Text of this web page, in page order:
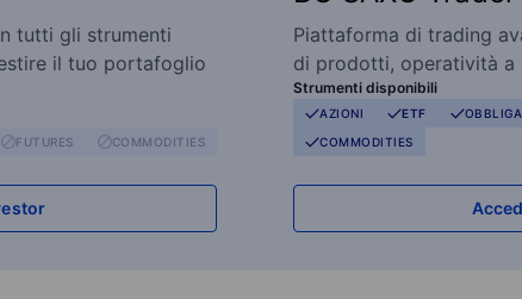
tutti gli strumenti
il tuo portafoglio
FUTURES
COMMODITIES
Piattaforma di trading
di prodotti, operatività a
Strumenti disponibili
AZIONI ETF
COMMODITIES